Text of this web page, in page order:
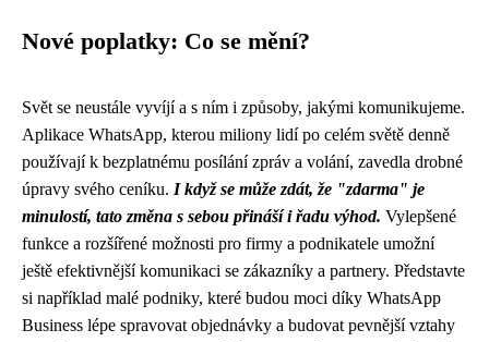
Nové poplatky: Co se mění?
Svět se neustále vyvíjí a s ním i způsoby, jakými komunikujeme.
Aplikace WhatsApp, kterou miliony lidí po celém světě denně
používají k bezplatnému posílání zpráv a volání, zavedla drobné
úpravy svého ceníku. I když se může zdát, že "zdarma" je
minulostí, tato změna s sebou přináší i řadu výhod. Vylepšené
funkce a rozšířené možnosti pro firmy a podnikatele umožní
ještě efektivnější komunikaci se zákazníky a partnery. Představte
si například malé podniky, které budou moci díky WhatsApp
Business lépe spravovat objednávky a budovat pevnější vztahy